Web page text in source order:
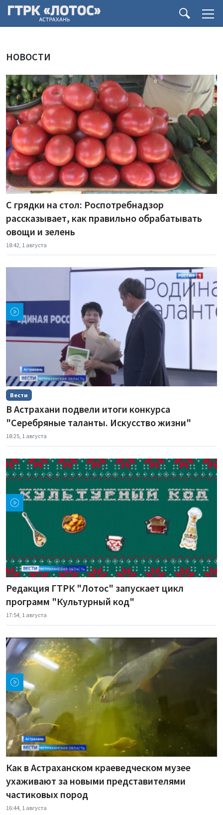
НОВОСТИ
С грядки на стол: Роспотребнадзор
рассказывает, как правильно обрабатывать
овощи и зелень
18:42, 1 августа
Вести
В Астрахани подвели итоги конкурса
"Серебряные таланты. Искусство жизни"
18:25, 1 августа
Редакция ГТРК "Лотос" запускает цикл
программ "Культурный код"
17:54, 1 августа
Как в Астраханском краеведческом музее
ухаживают за новыми представителями
частиковых пород
16:44, 1 августа